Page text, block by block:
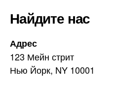
Найдите нас
Адрес
123 Мейн стрит
Нью Йорк, NY 10001